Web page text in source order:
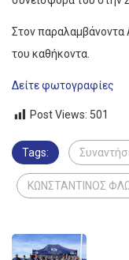
Στον παραλαμβάνοντα
του καθήκοντα.
Δείτε φωτογραφίες
Post Views: 501
Tags:
ΚΩΝΣΤΑΝΤΙΝΟΣ